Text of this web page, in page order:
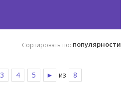
Сортировать по: популярности
3 4 5 ► из 8